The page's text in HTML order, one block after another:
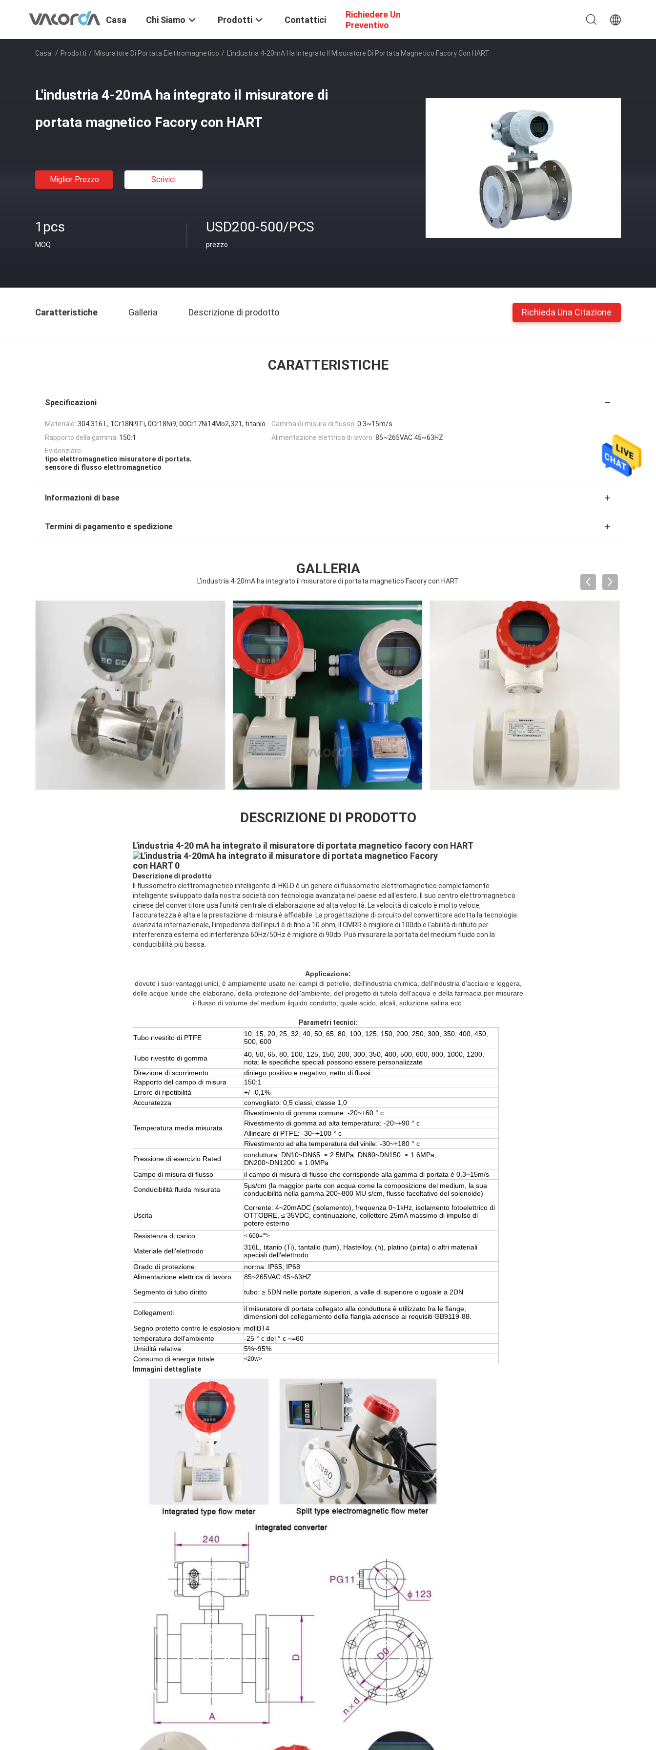
Casa Chi Siamo Prodotti Contattici
Richiedere Un
Preventivo
Casa / Prodotti / Misuratore Di Portata Elettromagnetico / L'industria 4-20mA Ha Integrato Il Misuratore Di Portata Magnetico Facory Con HART
L'industria 4-20mA ha integrato il misuratore di
portata magnetico Facory con HART
Miglior Prezzo Scrivici
1pcs
MOQ
USD200-500/PCS
prezzo
Caratteristiche Galleria Descrizione di prodotto Richieda Una Citazione
CARATTERISTICHE
Specificazioni
Materiale: 304.316 L, 1Cr18Ni9Ti, 0Cr18Ni9, 00Cr17Ni14Mo2,321, titanio Gamma di misura di flusso: 0.3~15m/s
Rapporto della gamma: 150:1 Alimentazione elettrica di lavoro: 85~265VAC 45~63HZ
Evidenziare:
tipo elettromagnetico misuratore di portata,
sensore di flusso elettromagnetico
Informazioni di base
Termini di pagamento e spedizione
GALLERIA
L'industria 4-20mA ha integrato il misuratore di portata magnetico Facory con HART
DESCRIZIONE DI PRODOTTO
L'industria 4-20 mA ha integrato il misuratore di portata magnetico facory con HART
Descrizione di prodotto
Il flussometro elettromagnetico intelligente di HKLD è un genere di flussometro elettromagnetico completamente
intelligente sviluppato dalla nostra società con tecnologia avanzata nel paese ed all'estero. Il suo centro elettromagnetico
cinese del convertitore usa l'unità centrale di elaborazione ad alta velocità. La velocità di calcolo è molto veloce,
l'accuratezza è alta e la prestazione di misura è affidabile. La progettazione di circuito del convertitore adotta la tecnologia
avanzata internazionale, l'impedenza dell'input è di fino a 10 ohm, il CMRR è migliore di 100db e l'abilità di rifiuto per
interferenza esterna ed interferenza 60Hz/50Hz è migliore di 90db. Può misurare la portata del medium fluido con la
conducibilità più bassa.
Applicazione:
dovuto i suoi vantaggi unici, è ampiamente usato nei campi di petrolio, dell'industria chimica, dell'industria d'acciaio e leggera,
delle acque luride che elaborano, della protezione dell'ambiente, del progetto di tutela dell'acqua e della farmacia per misurare
il flusso di volume del medium liquido condotto, quale acido, alcali, soluzione salina ecc.
Parametri tecnici:
Tubo rivestito di PTFE
10, 15, 20, 25, 32, 40, 50, 65, 80, 100, 125, 150, 200, 250, 300, 350, 400, 450,
500, 600
Tubo rivestito di gomma
40, 50, 65, 80, 100, 125, 150, 200, 300, 350, 400, 500, 600, 800, 1000, 1200,
nota: le specifiche speciali possono essere personalizzate
Direzione di scorrimento
diniego positivo e negativo, netto di flussi
Rapporto del campo di misura
150:1
Errore di ripetibilità
+/--0,1%
Accuratezza
convogliato: 0,5 classi, classe 1,0
Temperatura media misurata
Rivestimento di gomma comune: -20~+60 ° c
Rivestimento di gomma ad alta temperatura: -20~+90 ° c
Allineare di PTFE: -30~+100 ° c
Rivestimento ad alta temperatura del vinile: -30~+180 ° c
Pressione di esercizio Rated
conduttura: DN10~DN65: ≤ 2.5MPa; DN80~DN150: ≤ 1.6MPa;
DN200~DN1200: ≤ 1.0MPa
Campo di misura di flusso
il campo di misura di flusso che corrisponde alla gamma di portata è 0.3~15m/s
Conducibilità fluida misurata
5μs/cm (la maggior parte con acqua come la composizione del medium, la sua
conducibilità nella gamma 200~800 MU s/cm, flusso facoltativo del solenoide)
Uscita
Corrente: 4~20mADC (isolamento), frequenza 0~1kHz, isolamento fotoelettrico di
OTTOBRE, ≤ 35VDC, continuazione, collettore 25mA massimo di impulso di
potere esterno
Resistenza di carico
< 600="">
Materiale dell'elettrodo
316L, titanio (Ti), tantalio (tum), Hastelloy, (h), platino (pinta) o altri materiali
speciali dell'elettrodo
Grado di protezione
norma: IP65; IP68
Alimentazione elettrica di lavoro
85~265VAC 45~63HZ
Segmento di tubo diritto
tubo: ≥ 5DN nelle portate superiori, a valle di superiore o uguale a 2DN
Collegamenti
il misuratore di portata collegato alla conduttura è utilizzato fra le flange,
dimensioni del collegamento della flangia aderisce ai requisiti GB9119-88.
Segno protetto contro le esplosioni mdllBT4
temperatura dell'ambiente
-25 ° c del ° c ~=60
Umidità relativa
5%~95%
Consumo di energia totale
<20w>
Immagini dettagliate